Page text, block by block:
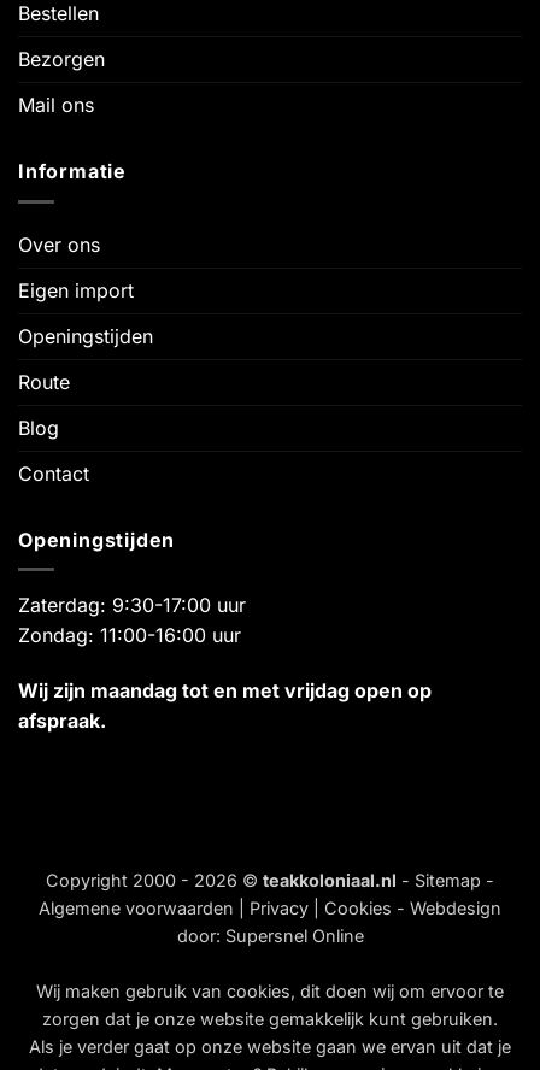
Bestellen
Bezorgen
Mail ons
Informatie
Over ons
Eigen import
Openingstijden
Route
Blog
Contact
Openingstijden
Zaterdag: 9:30-17:00 uur
Zondag: 11:00-16:00 uur
Wij zijn maandag tot en met vrijdag open op
afspraak.
Copyright 2000 - 2026 © teakkoloniaal.nl - Sitemap -
Algemene voorwaarden
Privacy Cookies - Webdesign
door: Supersnel Online
Wij maken gebruik van cookies, dit doen wij om ervoor te
zorgen dat je onze website gemakkelijk kunt gebruiken.
Als je verder gaat op onze website gaan we ervan uit dat je